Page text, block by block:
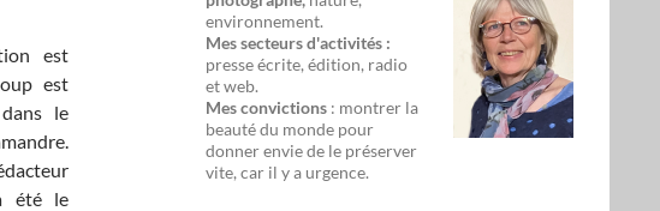
est
est
le
été le
environnement.
Mes secteurs d'activités :
presse écrite, édition, radio
et web.
Mes convictions : montrer la
beauté du monde pour
donner envie de le préserver
vite, car il y a urgence.